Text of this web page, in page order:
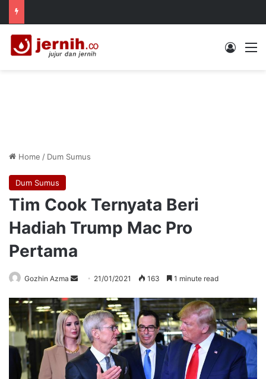
Log In
Home / Dum Sumus
Dum Sumus
Tim Cook Ternyata Beri
Hadiah Trump Mac Pro
Pertama
Gozhin Azma
Send
email
21/01/2021 163 1 minute read